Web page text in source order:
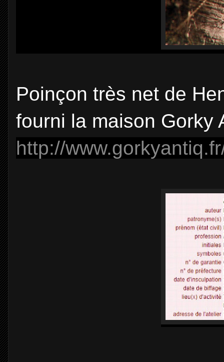
Poinçon très net de
fourni la maison Gorky
http://